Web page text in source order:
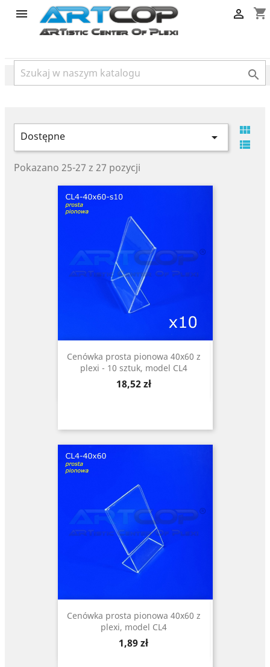
category
 shopping_cart


Dostępne 


Pokazano 25-27 z 27 pozycji
Cenówka prosta pionowa 40x60 z
plexi - 10 sztuk, model CL4
Cena
18,52 zł
Cenówka prosta pionowa 40x60 z
plexi, model CL4
Cena
1,89 zł